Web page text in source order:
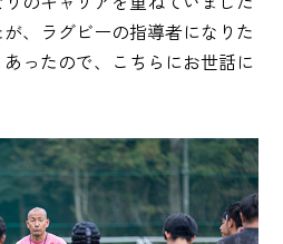
、ラグビーの指導者になりた
ったので、こちらにお世話に